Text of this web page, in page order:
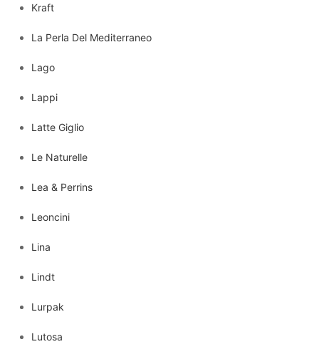
Kraft
La Perla Del Mediterraneo
Lago
Lappi
Latte Giglio
Le Naturelle
Lea & Perrins
Leoncini
Lina
Lindt
Lurpak
Lutosa